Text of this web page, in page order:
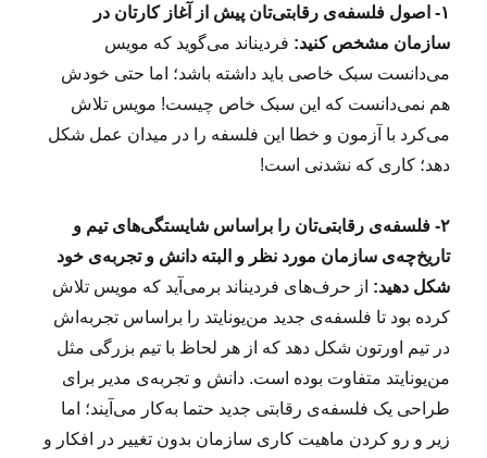
۱- اصول فلسفه‌ی رقابتی‌تان پیش از آغاز کارتان در
سازمان مشخص کنید: فردیناند می‌گوید که مویس
می‌دانست سبک خاصی باید داشته باشد؛ اما حتی خودش
هم نمی‌دانست که این سبک خاص چیست! مویس تلاش
می‌کرد با آزمون و خطا این فلسفه را در میدان عمل شکل
دهد؛ کاری که نشدنی است!
۲- فلسفه‌ی رقابتی‌تان را براساس شایستگی‌های تیم و
تاریخ‌چه‌ی سازمان مورد نظر و البته دانش و تجربه‌ی خود
شکل دهید: از حرف‌های فردیناند برمی‌آید که مویس تلاش
کرده بود تا فلسفه‌ی جدید من‌یونایتد را براساس تجربه‌اش
در تیم اورتون شکل دهد که از هر لحاظ با تیم بزرگی مثل
من‌یونایتد متفاوت بوده است. دانش و تجربه‌ی مدیر برای
طراحی یک فلسفه‌ی رقابتی جدید حتما به‌کار می‌آیند؛ اما
زیر و رو کردن ماهیت کاری سازمان بدون تغییر در افکار و